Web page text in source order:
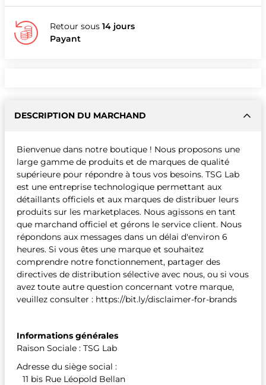
Retour sous 14 jours
Payant
DESCRIPTION DU MARCHAND
Bienvenue dans notre boutique ! Nous proposons une
large gamme de produits et de marques de qualité
supérieure pour répondre à tous vos besoins. TSG Lab
est une entreprise technologique permettant aux
détaillants officiels et aux marques de distribuer leurs
produits sur les marketplaces. Nous agissons en tant
que marchand officiel et gérons le service client. Nous
répondons aux messages dans un délai d'environ 6
heures. Si vous êtes une marque et souhaitez
comprendre notre fonctionnement, partager des
directives de distribution sélective avec nous, ou si vous
avez toute autre question concernant votre marque,
veuillez consulter : https://bit.ly/disclaimer-for-brands
Informations générales
Raison Sociale : TSG Lab
Adresse du siège social :
11 bis Rue Léopold Bellan